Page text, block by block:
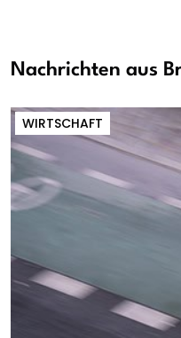
Nachrichten aus
WIRTSCHAFT